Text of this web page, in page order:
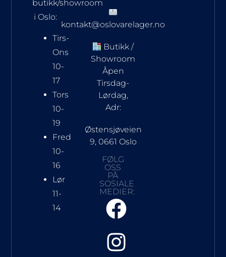
butikk/showroom
i Oslo:
Tirs-
Ons
10-
17
Tors
10-
19
Fred
10-
16
Lør
11-
14
kontakt@oslovarelager.no
Butikk /
Showroom
Åpen
Tirsdag-
Lørdag,
Adr:
Østensjøveien
9, 0661 Oslo
FØLG
OSS
PÅ
SOSIALE
MEDIER: